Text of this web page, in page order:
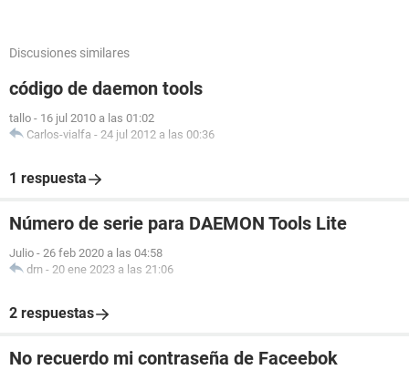
Discusiones similares
código de daemon tools
tallo - 16 jul 2010 a las 01:02
Carlos-vialfa - 24 jul 2012 a las 00:36
1 respuesta
Número de serie para DAEMON Tools Lite
Julio - 26 feb 2020 a las 04:58
drn - 20 ene 2023 a las 21:06
2 respuestas
No recuerdo mi contraseña de Faceebok